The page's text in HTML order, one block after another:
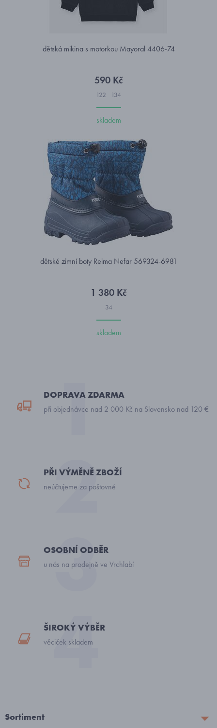
dětská mikina s motorkou Mayoral 4406-74
590 Kč
122 134
skladem
dětské zimní boty Reima Nefar 569324-6981
1 380 Kč
34
skladem
DOPRAVA ZDARMA
při objednávce nad 2 000 Kč na Slovensko nad 120 €
PŘI VÝMĚNĚ ZBOŽÍ
neúčtujeme za poštovné
OSOBNÍ ODBĚR
u nás na prodejně ve Vrchlabí
ŠIROKÝ VÝBĚR
věciček skladem
Sortiment